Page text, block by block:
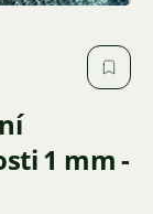
1 mm -